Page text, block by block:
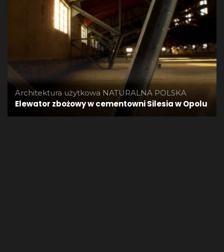
Architektura użytkowa NATURALNA POLSKA
Elewator zbożowy w cementowni Silesia w Opolu